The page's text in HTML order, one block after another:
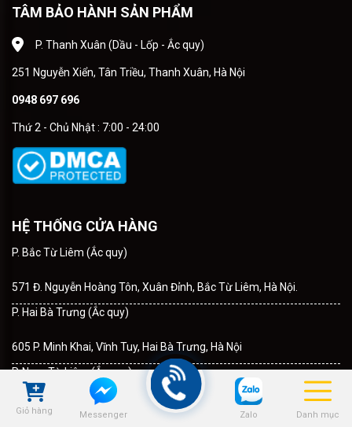
Giỏ hàng Messenger Zalo Danh mục
TÂM BẢO HÀNH SẢN PHẨM
P. Thanh Xuân (Dầu - Lốp - Ắc quy)
251 Nguyễn Xiển, Tân Triều, Thanh Xuân, Hà Nội
0948 697 696
Thứ 2 - Chủ Nhật : 7:00 - 24:00
HỆ THỐNG CỬA HÀNG
P. Bắc Từ Liêm (Ắc quy)
571 Đ. Nguyễn Hoàng Tôn, Xuân Đỉnh, Bắc Từ Liêm, Hà Nội.
P. Hai Bà Trưng (Ắc quy)
605 P. Minh Khai, Vĩnh Tuy, Hai Bà Trưng, Hà Nội
P. Nam Từ Liêm (Ắc quy)
15 Đ.Lê Quang Đạo, Mễ Trì, Nam Từ Liêm, Hà Nội